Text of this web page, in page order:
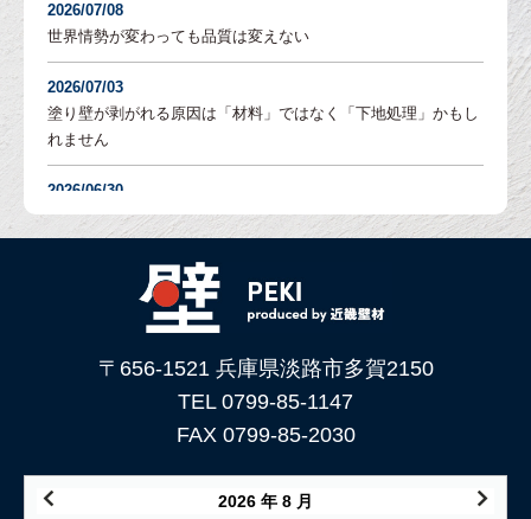
2026/07/08
世界情勢が変わっても品質は変えない
2026/07/03
塗り壁が剥がれる原因は「材料」ではなく「下地処理」かもし
れません
2026/06/30
塗り壁の「吸水調整」とは？DIYでも失敗しないための重要な
下地処理を解説
「土壁」と「漆喰」 仕上がり表情はどんな違いがある？
2026/05/29
土壁仕上げ材「塗ってくれい」がリニューアルしました！
コンクリートに土壁を塗る方法
〒656-1521 兵庫県淡路市多賀2150
TEL 0799-85-1147
FAX 0799-85-2030
2026 年 8 月